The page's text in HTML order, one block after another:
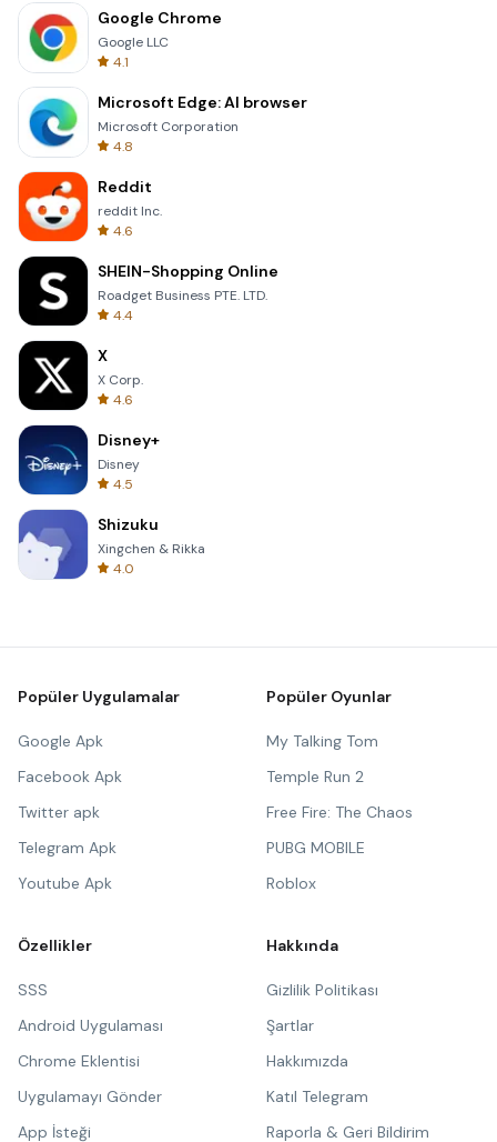
Google Chrome
Google LLC
4.1
Microsoft Edge: AI browser
Microsoft Corporation
4.8
Reddit
reddit Inc.
4.6
SHEIN-Shopping Online
Roadget Business PTE. LTD.
4.4
X
X Corp.
4.6
Disney+
Disney
4.5
Shizuku
Xingchen & Rikka
4.0
Popüler Uygulamalar
Google Apk
Facebook Apk
Twitter apk
Telegram Apk
Youtube Apk
Popüler Oyunlar
My Talking Tom
Temple Run 2
Free Fire: The Chaos
PUBG MOBILE
Roblox
Özellikler
SSS
Android Uygulaması
Chrome Eklentisi
Uygulamayı Gönder
App İsteği
Hakkında
Gizlilik Politikası
Şartlar
Hakkımızda
Katıl Telegram
Raporla & Geri Bildirim